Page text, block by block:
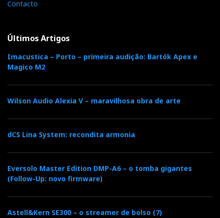
Contacto
Últimos Artigos
Imacustica – Porto – primeira audição: Bartók Apex e
Magico M2
Wilson Audio Alexia V – maravilhosa obra de arte
dCS Lina System: recondita armonia
Eversolo Master Edition DMP-A6 – o tomba gigantes
(Follow-Up: novo firmware)
Astell&Kern SE300 – o streamer de bolso (7)